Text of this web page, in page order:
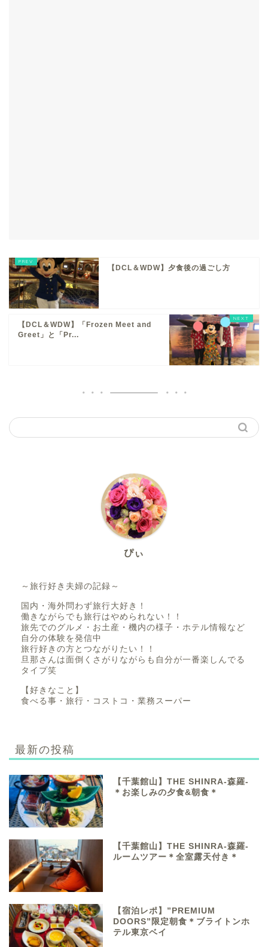
【DCL＆WDW】夕食後の過ごし方
【DCL＆WDW】「Frozen Meet and
Greet」と「Pr...
ぴぃ
～旅行好き夫婦の記録～
国内・海外問わず旅行大好き！
働きながらでも旅行はやめられない！！
旅先でのグルメ・お土産・機内の様子・ホテル情報など
自分の体験を発信中
旅行好きの方とつながりたい！！
旦那さんは面倒くさがりながらも自分が一番楽しんでる
タイプ笑
【好きなこと】
食べる事・旅行・コストコ・業務スーパー
最新の投稿
【千葉館山】THE SHINRA-森羅-
＊お楽しみの夕食&朝食＊
【千葉館山】THE SHINRA-森羅-
ルームツアー＊全室露天付き＊
【宿泊レポ】”PREMIUM
DOORS”限定朝食＊ブライトンホ
テル東京ベイ